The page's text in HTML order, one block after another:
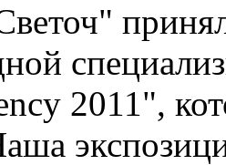
2011",